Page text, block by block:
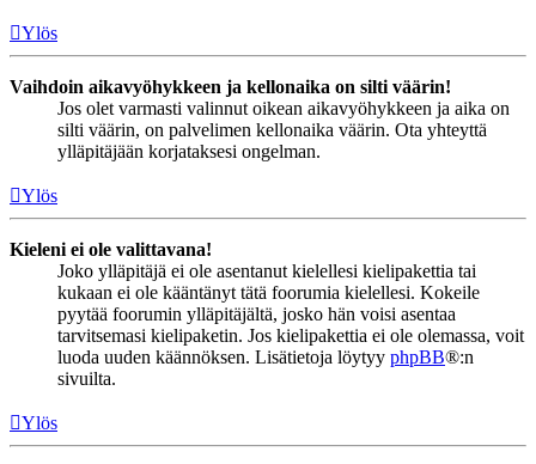
Ylös
Vaihdoin aikavyöhykkeen ja kellonaika on silti väärin!
Jos olet varmasti valinnut oikean aikavyöhykkeen ja aika on
silti väärin, on palvelimen kellonaika väärin. Ota yhteyttä
ylläpitäjään korjataksesi ongelman.
Ylös
Kieleni ei ole valittavana!
Joko ylläpitäjä ei ole asentanut kielellesi kielipakettia tai
kukaan ei ole kääntänyt tätä foorumia kielellesi. Kokeile
pyytää foorumin ylläpitäjältä, josko hän voisi asentaa
tarvitsemasi kielipaketin. Jos kielipakettia ei ole olemassa, voit
luoda uuden käännöksen. Lisätietoja löytyy phpBB®:n
sivuilta.
Ylös